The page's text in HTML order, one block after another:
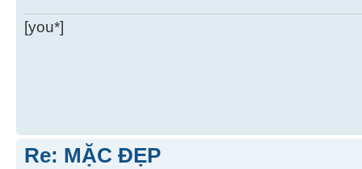
[you*]
Re: MẶC ĐẸP